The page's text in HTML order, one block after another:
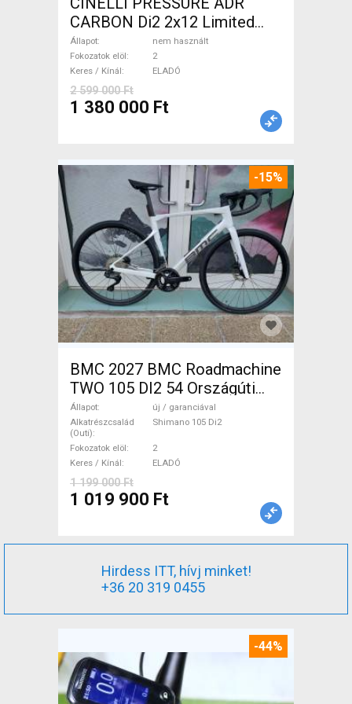
CARBON Di2 2x12 Limited
1of50 0km ÚJ! Országúti
tárcsafék nem használt
ELADÓ
Állapot
nem használt
Fokozatok elöl
2
Keres / Kínál
ELADÓ
2 599 000 Ft
1 380 000 Ft
-15%
BMC 2027 BMC Roadmachine
TWO 105 DI2 54 Országúti
Shimano 105 Di2 tárcsafék új
/ garanciával ELADÓ
Állapot
új / garanciával
Alkatrészcsalád
(Outi)
Shimano 105 Di2
Fokozatok elöl
2
Keres / Kínál
ELADÓ
1 199 000 Ft
1 019 900 Ft
Hirdess ITT, hívj minket!
+36 20 319 0455
-44%